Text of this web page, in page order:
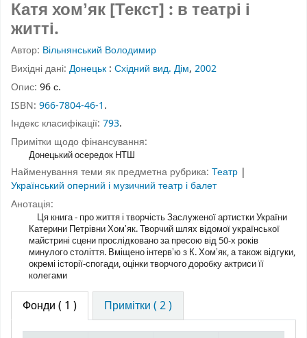
Катя хомʼяк [Текст] : в театрі і
житті.
Автор: Вільнянський Володимир
Вихідні дані: Донецьк : Східний вид. Дім, 2002
Опис: 96 с.
ISBN: 966-7804-46-1.
Індекс класифікації: 793.
Примітки щодо фінансування:
Донецький осередок НТШ
Найменування теми як предметна рубрика: Театр |
Український оперний і музичний театр і балет
Анотація:
Ця книга - про життя і творчість Заслуженої артистки України
Катерини Петрівни Хомʼяк. Творчий шлях відомої української
майстрині сцени прослідковано за пресою від 50-х років
минулого століття. Вміщено інтервʼю з К. Хомʼяк, а також відгуки,
окремі історії-спогади, оцінки творчого доробку актриси її
колегами
Фонди ( 1 ) Примітки ( 2 )